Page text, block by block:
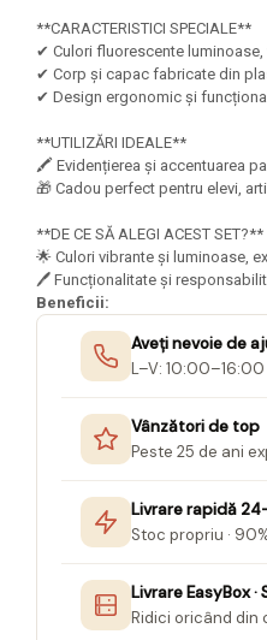
Hartie Creponata, Hartie
Glasata
Mape Birou/ Dosare
Rigle, echere si raportor
plastic
Sticle, caserole, pusculite,
suporturi copii
Etichete scolare
Stickere scolare
Seturi scolare
Plastilina, Planseta plastilina
Radiera
Socotitoare, Betisoare
Carti de Colorat pentru
Carnetele notite copii
**CARACTERISTICI SPECIALE**
✔ Culori fluorescente
✔ Corp și capac fabricate din
✔ Design ergonomic și
**UTILIZĂRI IDEALE**
🖍️ Evidențierea și accentuarea
🎁 Cadou perfect pentru elevi,
**DE CE SĂ ALEGI ACEST SET?**
🌟 Culori vibrante și luminoase,
🖊️ Funcționalitate și
Beneficii:
Aveți nevoie de
L–V: 10:00–16:00
Vânzători de top
Peste 25 de ani
Livrare rapidă
Stoc propriu ·
Livrare EasyBox
Ridici oricând din